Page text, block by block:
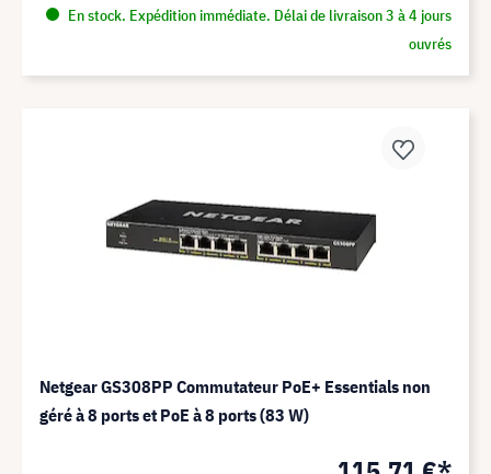
En stock. Expédition immédiate. Délai de livraison 3 à 4 jours
ouvrés
Netgear GS308PP Commutateur PoE+ Essentials non
géré à 8 ports et PoE à 8 ports (83 W)